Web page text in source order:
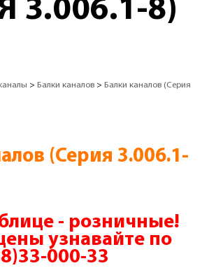
3.006.1-8)
> Балки каналов > Балки каналов (Серия
(Серия 3.006.1-
- розничные!
узнавайте по
000-33